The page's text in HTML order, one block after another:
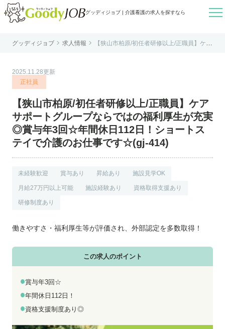
グッディジョブ | 介護看護の求人を探すなら 
はじめての方へ
個人情報保護方針
利用規約
お知らせ
お問い合わせ
お電話でのお問い合わせ
0800-555-1109
メールでのお問い合わせ
無料お仕事相談
グッディジョブ  求人情報 
【狭山市柏原/初任者研修以上/正職員】ケア
2025.11.28更新
正社員
【狭山市柏原/初任者研修以上/正職員】ケア
サポートグループならではの福利厚生が充実
◎賞与年3回☆年間休日112日！ショートス
テイで介護のお仕事です☆(gj-414)
未経験歓迎 賞与あり 昇給あり 施設見学OK
月給27万円以上可能 施設経験あり 資格取得支援あり
研修制度あり
働きやすさ・福利厚生等が評価され、外部認定を多数取得！
この求人のポイント
賞与年3回☆
年間休日112日！
資格支援制度あり◎